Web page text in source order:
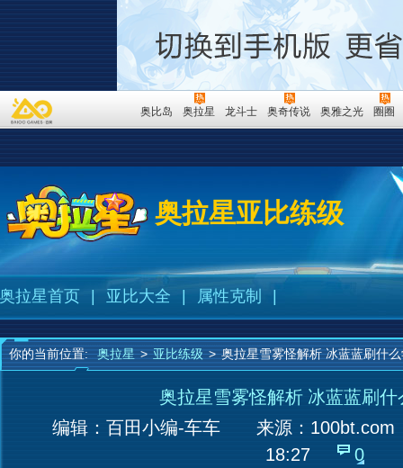
奥比岛 奥拉星 龙斗士 奥奇传说 奥雅之光 圈圈
奥拉星亚比练级
奥拉星首页 亚比大全 属性克制
你的当前位置: 奥拉星 > 亚比练级 > 奥拉星雪雾怪解析 冰蓝蓝刷什
奥拉星雪雾怪解析 冰蓝蓝刷
编辑：百田小编-车车
来源： 100bt.com
18:27
0